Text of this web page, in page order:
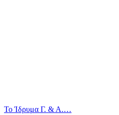
Το Ίδρυμα Γ. & Α.…